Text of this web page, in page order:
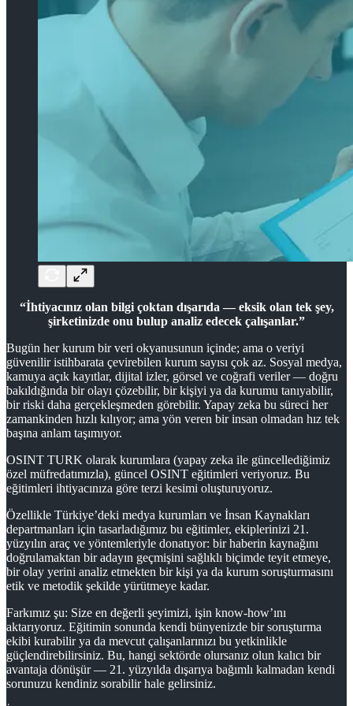
“İhtiyacınız olan bilgi çoktan dışarıda — eksik olan tek şey,
şirketinizde onu bulup analiz edecek çalışanlar.”
Bugün her kurum bir veri okyanusunun içinde; ama o veriyi
güvenilir istihbarata çevirebilen kurum sayısı çok az. Sosyal medya,
kamuya açık kayıtlar, dijital izler, görsel ve coğrafi veriler — doğru
bakıldığında bir olayı çözebilir, bir kişiyi ya da kurumu tanıyabilir,
bir riski daha gerçekleşmeden görebilir. Yapay zeka bu süreci her
zamankinden hızlı kılıyor; ama yön veren bir insan olmadan hız tek
başına anlam taşımıyor.
OSINT TURK olarak kurumlara (yapay zeka ile güncellediğimiz
özel müfredatımızla), güncel OSINT eğitimleri veriyoruz. Bu
eğitimleri ihtiyacınıza göre terzi kesimi oluşturuyoruz.
Özellikle Türkiye’deki medya kurumları ve İnsan Kaynakları
departmanları için tasarladığımız bu eğitimler, ekiplerinizi 21.
yüzyılın araç ve yöntemleriyle donatıyor: bir haberin kaynağını
doğrulamaktan bir adayın geçmişini sağlıklı biçimde teyit etmeye,
bir olay yerini analiz etmekten bir kişi ya da kurum soruşturmasını
etik ve metodik şekilde yürütmeye kadar.
Farkımız şu: Size en değerli şeyimizi, işin know-how’ını
aktarıyoruz. Eğitimin sonunda kendi bünyenizde bir soruşturma
ekibi kurabilir ya da mevcut çalışanlarınızı bu yetkinlikle
güçlendirebilirsiniz. Bu, hangi sektörde olursanız olun kalıcı bir
avantaja dönüşür — 21. yüzyılda dışarıya bağımlı kalmadan kendi
sorunuzu kendiniz sorabilir hale gelirsiniz.